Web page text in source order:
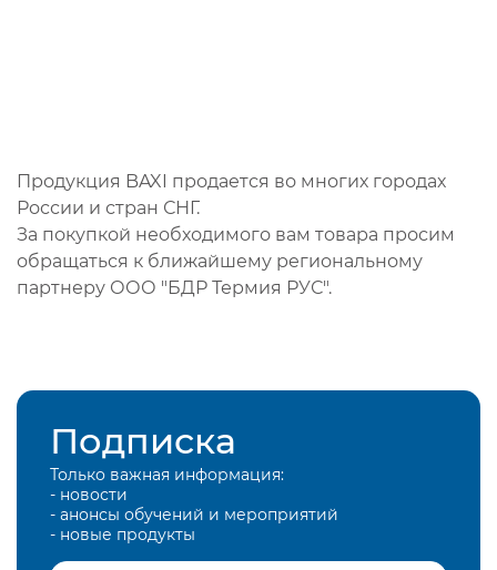
Продукция BAXI продается во многих городах
России и стран СНГ.
За покупкой необходимого вам товара просим
обращаться к ближайшему региональному
партнеру ООО "БДР Термия РУС".
Подписка
Только важная информация:
- новости
- анонсы обучений и мероприятий
- новые продукты